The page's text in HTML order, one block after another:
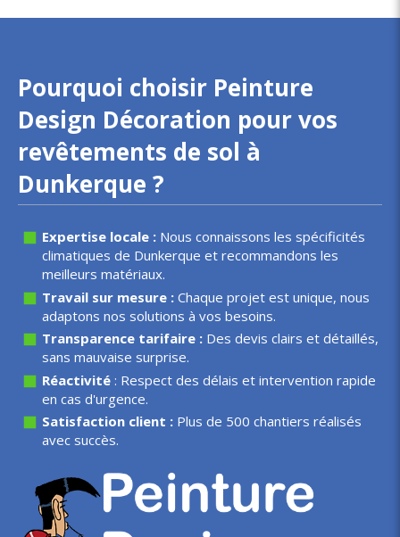
Pourquoi choisir Peinture
Design Décoration pour vos
revêtements de sol à
Dunkerque ?
Expertise locale : Nous connaissons les spécificités
climatiques de Dunkerque et recommandons les
meilleurs matériaux.
Travail sur mesure : Chaque projet est unique, nous
adaptons nos solutions à vos besoins.
Transparence tarifaire : Des devis clairs et détaillés,
sans mauvaise surprise.
Réactivité : Respect des délais et intervention rapide
en cas d'urgence.
Satisfaction client : Plus de 500 chantiers réalisés
avec succès.